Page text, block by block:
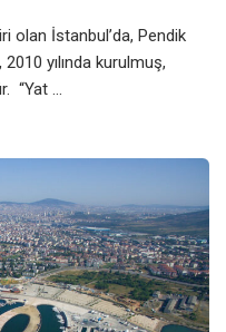
olan İstanbul’da, Pendik
yılında kurulmuş,
“Yat ...